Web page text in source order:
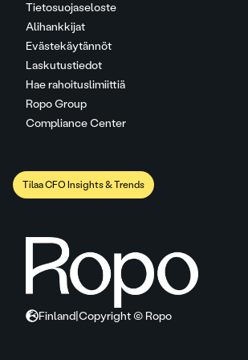
Tietosuojaseloste
Alihankkijat
Evästekäytännöt
Laskutustiedot
Hae rahoituslimiittiä
Ropo Group
Compliance Center
Tilaa CFO Insights & Trends
Finland Copyright © Ropo